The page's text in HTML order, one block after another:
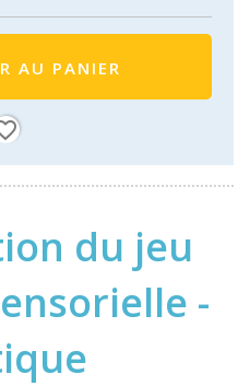
AU PANIER
du jeu
-